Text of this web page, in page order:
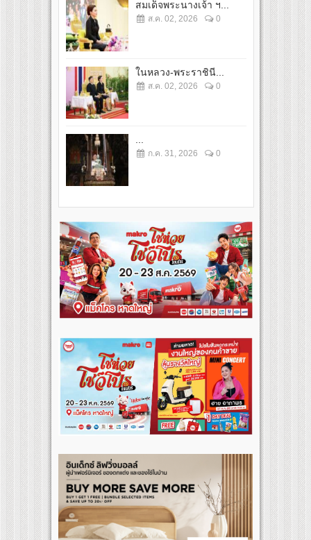
สมเด็จพระนางเจ้า ฯ...
ส.ค. 02, 2026 0
ในหลวง-พระราชินี...
ส.ค. 02, 2026 0
...
ก.ค. 31, 2026 0